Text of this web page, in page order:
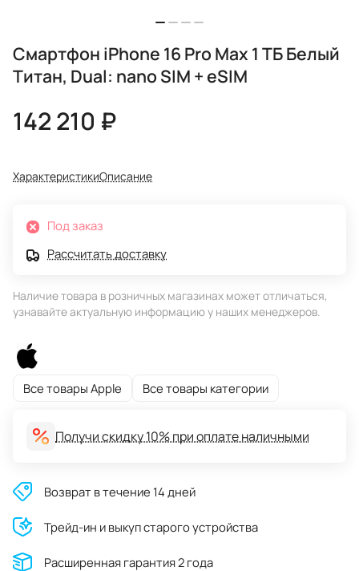
Смартфон iPhone 16 Pro Max 1 ТБ Белый
Титан, Dual: nano SIM + eSIM
142 210 ₽
ХарактеристикиОписание
Под заказ
Рассчитать доставку
Наличие товара в розничных магазинах может отличаться,
узнавайте актуальную информацию у наших менеджеров.
Все товары Apple Все товары категории
Получи скидку 10% при оплате наличными
Возврат в течение 14 дней
Трейд-ин и выкуп старого устройства
Расширенная гарантия 2 года